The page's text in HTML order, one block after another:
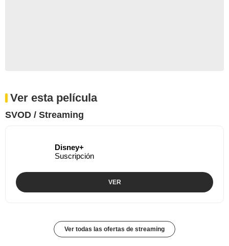
Ver esta película
SVOD / Streaming
Disney+
Suscripción
VER
Ver todas las ofertas de streaming